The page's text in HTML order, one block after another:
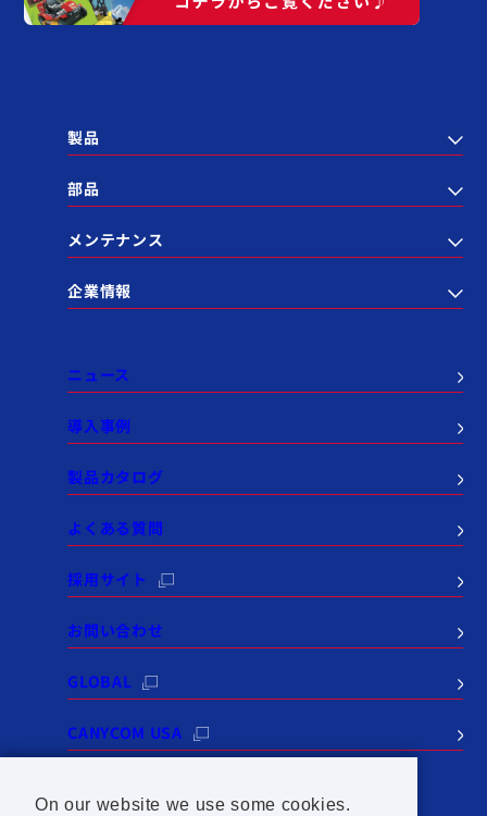
製品
部品
メンテナンス
企業情報
ニュース
導入事例
製品カタログ
よくある質問
採用サイト
お問い合わせ
GLOBAL
CANYCOM USA
On our website we use some cookies.